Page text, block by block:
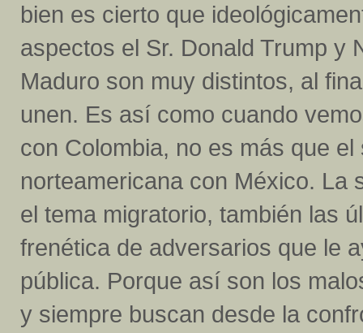
bien es cierto que
aspectos el Sr. Donald Trump y
Maduro son muy distintos, al
unen. Es así como cuando
con Colombia, no es más que
norteamericana con México. La
el tema migratorio, también las
frenética de adversarios que le
pública. Porque así son los
y siempre buscan desde la